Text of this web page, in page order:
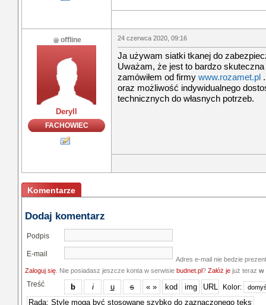
offline
Deryll
FACHOWIEC
24 czerwca 2020, 09:16
Ja używam siatki tkanej do
Uważam, że jest to bardzo
zamówiłem od firmy www.rozamet.pl
oraz możliwość indywidualnego
technicznych do własnych potrzeb.
Komentarze
Dodaj komentarz
Podpis
E-mail
Adres e-mail nie bedzie
Zaloguj się . Nie posiadasz jeszcze konta w serwisie budnet.pl? Załóż je już teraz w
Treść Kolor: